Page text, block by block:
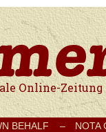
für Frieden,
BEHALF –
NOTA